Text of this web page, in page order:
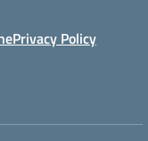
Privacy Policy